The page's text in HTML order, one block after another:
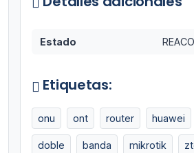
Estado
Etiquetas:
onu ont router huawei
doble banda mikrotik